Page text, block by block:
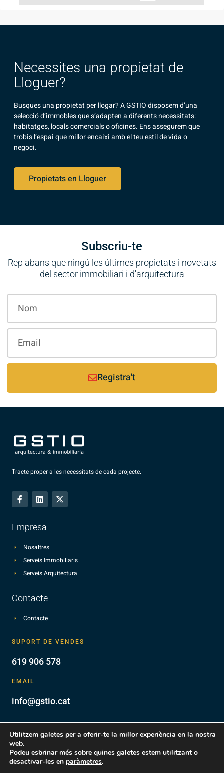
Necessites una propietat de
Lloguer?
Busques una propietat per llogar? A GSTIO disposem d’una
selecció d’immobles que s’adapten a diferents necessitats:
habitatges, locals comercials o oficines. Ens assegurem que
trobis l’espai que millor encaixi amb el teu estil de vida o
negoci.
Propietats en Lloguer
Subscriu-te
Rep abans que ningú les últimes propietats i novetats
del sector immobiliari i d'arquitectura
Registra't
Tracte proper a les necessitats de cada projecte.
Empresa
Nosaltres
Serveis Immobiliaris
Serveis Arquitectura
Contacte
Contacte
SUPORT DE VENDES
619 906 578
EMAIL
info@gstio.cat
© Gstio - Tot els drets reservats - Design by
Utilitzem galetes per a oferir-te la millor experiència en la nostra
web.
Podeu esbrinar més sobre quines galetes estem utilitzant o
desactivar-les en paràmetres.